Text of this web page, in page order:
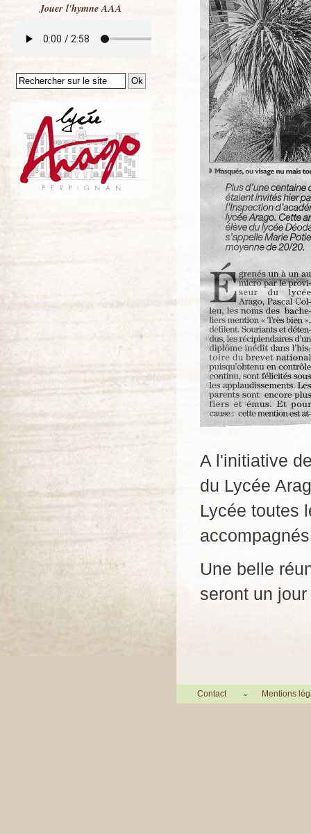
A l'initiative
du Lycée
Lycée toutes
Une belle
seront un
Jouer l'hymne AAA
Contact Mentions